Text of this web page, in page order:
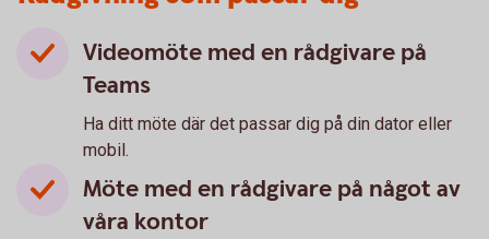
Videomöte med en rådgivare på
Teams
Ha ditt möte där det passar dig på din dator eller
mobil.
Möte med en rådgivare på något av
våra kontor